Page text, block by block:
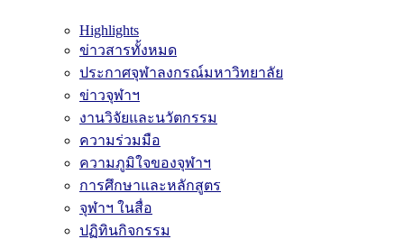
Highlights
ข่าวสารทั้งหมด
ประกาศจุฬาลงกรณ์มหาวิทยาลัย
ข่าวจุฬาฯ
งานวิจัยและนวัตกรรม
ความร่วมมือ
ความภูมิใจของจุฬาฯ
การศึกษาและหลักสูตร
จุฬาฯ ในสื่อ
ปฏิทินกิจกรรม